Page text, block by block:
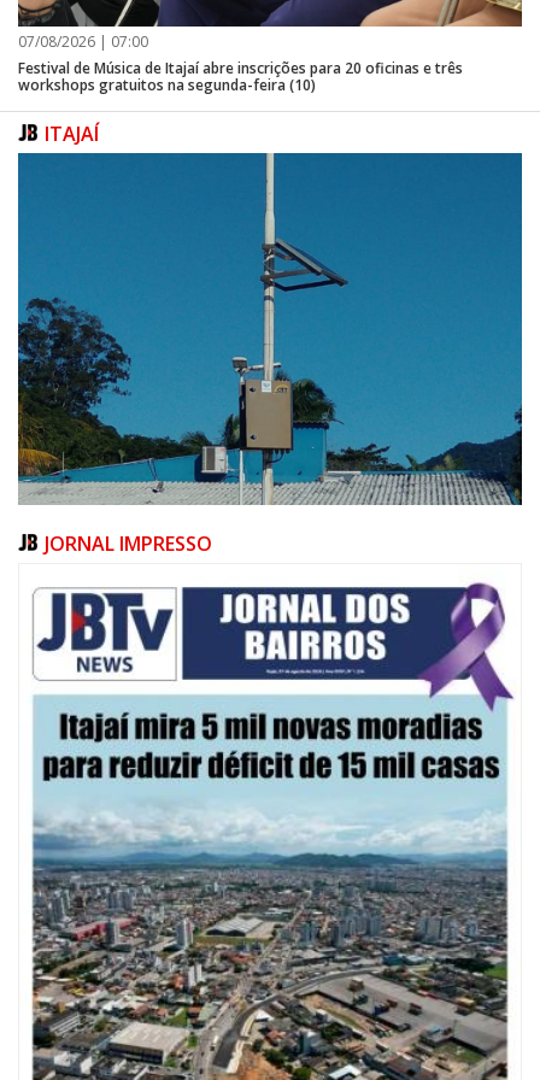
07/08/2026 | 07:00
Festival de Música de Itajaí abre inscrições para 20 oficinas e três
workshops gratuitos na segunda-feira (10)
ITAJAÍ
07/08/2026 | 10:15
Defesa Civil de Itajaí e Univali ampliam monitoramento das marés com
novo marégrafo
NAVEGANTES
JORNAL IMPRESSO